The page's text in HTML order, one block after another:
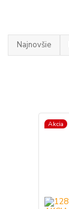
Najnovšie
Akcia